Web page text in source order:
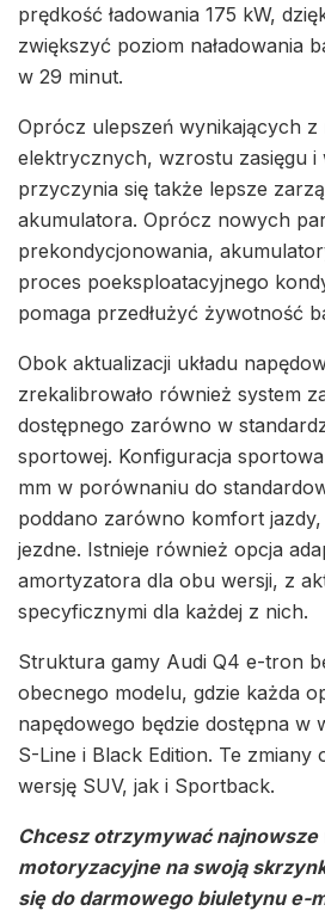
prędkość ładowania 175 kW,
zwiększyć poziom naładowania
w 29 minut.
Oprócz ulepszeń wynikających
elektrycznych, wzrostu zasięgu i
przyczynia się także lepsze
akumulatora. Oprócz nowych
prekondycjonowania,
proces poeksploatacyjnego
pomaga przedłużyć żywotność
Obok aktualizacji układu
zrekalibrowało również system
dostępnego zarówno w
sportowej. Konfiguracja
mm w porównaniu do
poddano zarówno komfort jazdy,
jezdne. Istnieje również opcja
amortyzatora dla obu wersji, z
specyficznymi dla każdej z nich.
Struktura gamy Audi Q4 e-tron
obecnego modelu, gdzie każda
napędowego będzie dostępna w
S-Line i Black Edition. Te zmiany
wersję SUV, jak i Sportback.
Chcesz otrzymywać najnowsze
motoryzacyjne na swoją
się do darmowego biuletynu e-